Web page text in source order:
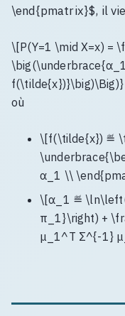
\end{pmatrix}$, il
\[P(Y=1 \mid X=x) =
où
\[f(\tilde{x}) ≝
α_1 \\
\[α_1 ≝
π_1}\right) +
μ_1^T Σ^{-1}